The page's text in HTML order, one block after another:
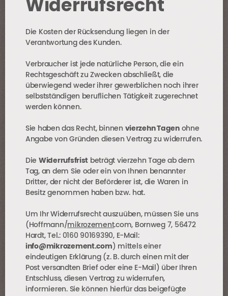
Widerrufsrecht
Die Kosten der Rücksendung liegen in der
Verantwortung des Kunden.
Verbraucher ist jede natürliche Person, die ein
Rechtsgeschäft zu Zwecken abschließt, die
überwiegend weder ihrer gewerblichen noch ihrer
selbstständigen beruflichen Tätigkeit zugerechnet
werden können.
Sie haben das Recht, binnen vierzehn Tagenohne
Angabe von Gründen diesen Vertrag zu widerrufen.
Die Widerrufsfrist beträgt vierzehn Tage ab dem
Tag, an dem Sie oder ein von Ihnen benannter
Dritter, der nicht der Beförderer ist, die Waren in
Besitz genommen haben bzw. hat.
Um Ihr Widerrufsrecht auszuüben, müssen Sie uns
(Hoffmann/mikrozement.com, Bornweg 7, 56472
Hardt, Tel.: 0160 90169390, E-Mail:
info@mikrozement.com ) mittels einer
eindeutigen Erklärung (z. B. durch einen mit der
Post versandten Brief oder eine E-Mail) über Ihren
Entschluss, diesen Vertrag zu widerrufen,
informieren. Sie können hierfür das beigefügte